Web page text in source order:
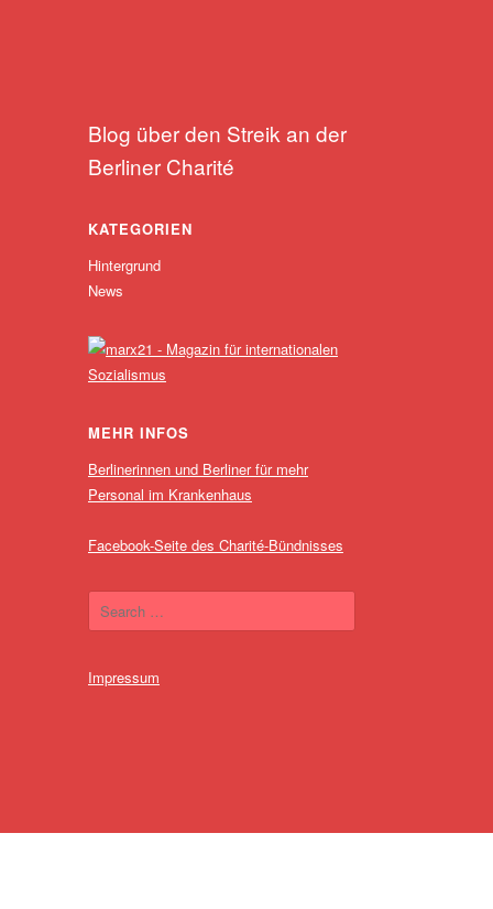
Blog über den Streik an der
Berliner Charité
KATEGORIEN
Hintergrund
News
MEHR INFOS
Berlinerinnen und Berliner für mehr
Personal im Krankenhaus
Facebook-Seite des Charité-Bündnisses
Impressum